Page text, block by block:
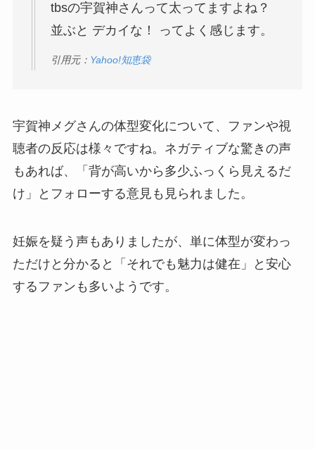
tbsの宇賀神さんって太ってますよね？
並ぶと デカイな！ ってよく感じます。
引用元： Yahoo!知恵袋
宇賀神メグさんの体型変化について、ファンや視
聴者の反応は様々ですね。ネガティブな驚きの声
もあれば、「背が高いから多少ふっくら見えるだ
け」とフォローする意見も見られました。
妊娠を疑う声もありましたが、単に体型が変わっ
ただけと分かると「それでも魅力は健在」と安心
するファンも多いようです。